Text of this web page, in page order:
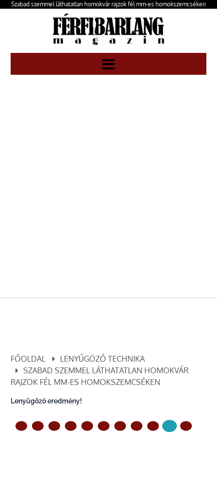
Szabad szemmel láthatatlan homokvár rajzok fél mm-es homokszemcséken
FŐOLDAL
LENYŰGÖZŐ TECHNIKA
SZABAD SZEMMEL LÁTHATATLAN HOMOKVÁR
RAJZOK FÉL MM-ES HOMOKSZEMCSÉKEN
Lenyügöző eredmény!